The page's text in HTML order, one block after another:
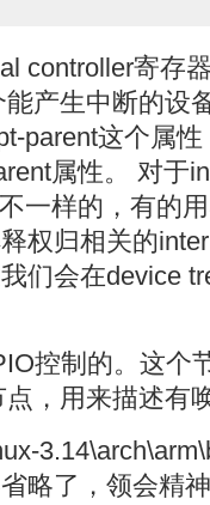
controller寄存
产生中断的设
parent这个属
属性。 对于
一样的，有的
权归相关的
们会在device
控制的。这个
，用来描述有
略了，领会精